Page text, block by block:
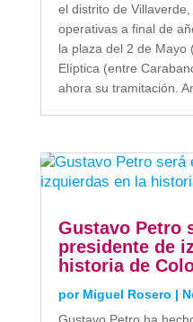
el distrito de
operativas a final de
la plaza del 2 de Mayo
Elíptica (entre
ahora su tramitación.
Gustavo Petro
presidente de
historia de
por Miguel Rosero |